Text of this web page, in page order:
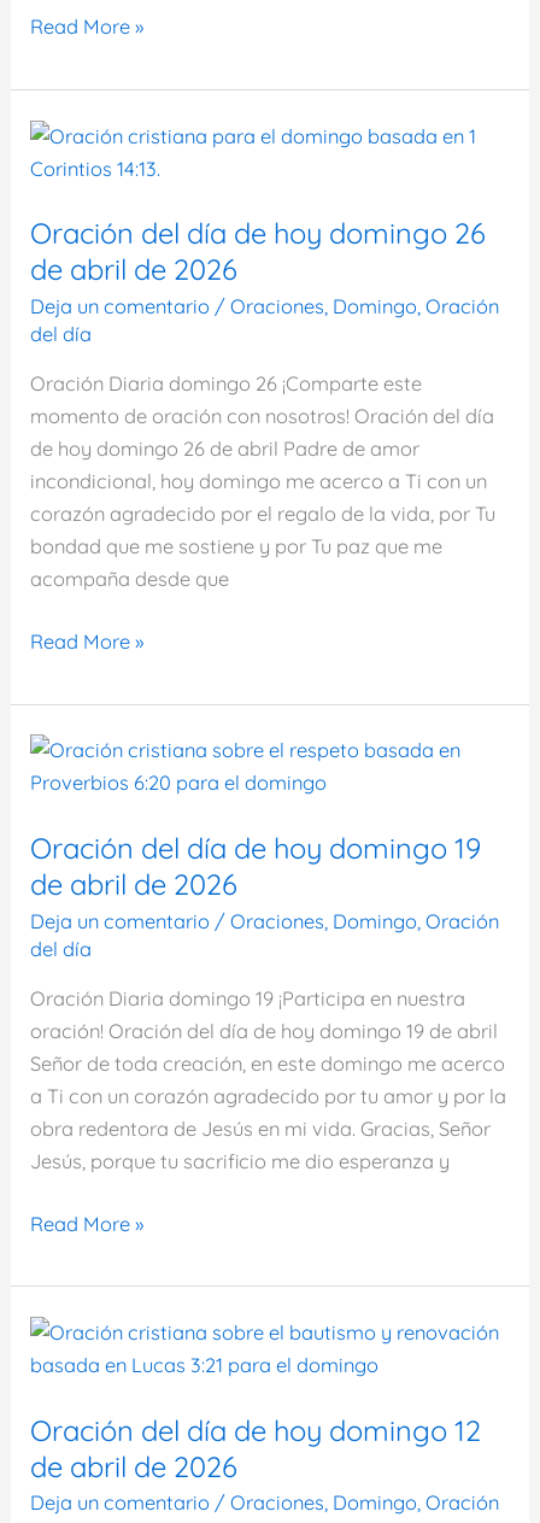
Oración
día
de
hoy
3
de
mayo
de
Read More »
Oración del día de hoy domingo 26
de abril de 2026
Deja un comentario /Oraciones Domingo ,Oración
del día
Oración Diaria domingo 26 ¡Comparte este
momento de oración con nosotros! Oración del día
de hoy domingo 26 de abril Padre de amor
incondicional, hoy domingo me acerco a Ti con un
corazón agradecido por el regalo de la vida, por Tu
bondad que me sostiene y por Tu paz que me
acompaña desde que
Oración
día
de
hoy
26
de
abril
de
2026
Read More »
Oración del día de hoy domingo 19
de abril de 2026
Deja un comentario /Oraciones Domingo ,Oración
del día
Oración Diaria domingo 19 ¡Participa en nuestra
oración! Oración del día de hoy domingo 19 de abril
Señor de toda creación, en este domingo me acerco
a Ti con un corazón agradecido por tu amor y por la
obra redentora de Jesús en mi vida. Gracias, Señor
Jesús, porque tu sacrificio me dio esperanza y
Oración
día
de
hoy
19
de
abril
de
Read More »
Oración del día de hoy domingo 12
de abril de 2026
Deja un comentario /Oraciones, Domingo,Oración